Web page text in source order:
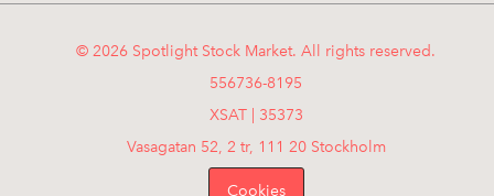
© 2026 Spotlight Stock Market. All rights reserved.
556736-8195
XSAT | 35373
Vasagatan 52, 2 tr, 111 20 Stockholm
Cookies